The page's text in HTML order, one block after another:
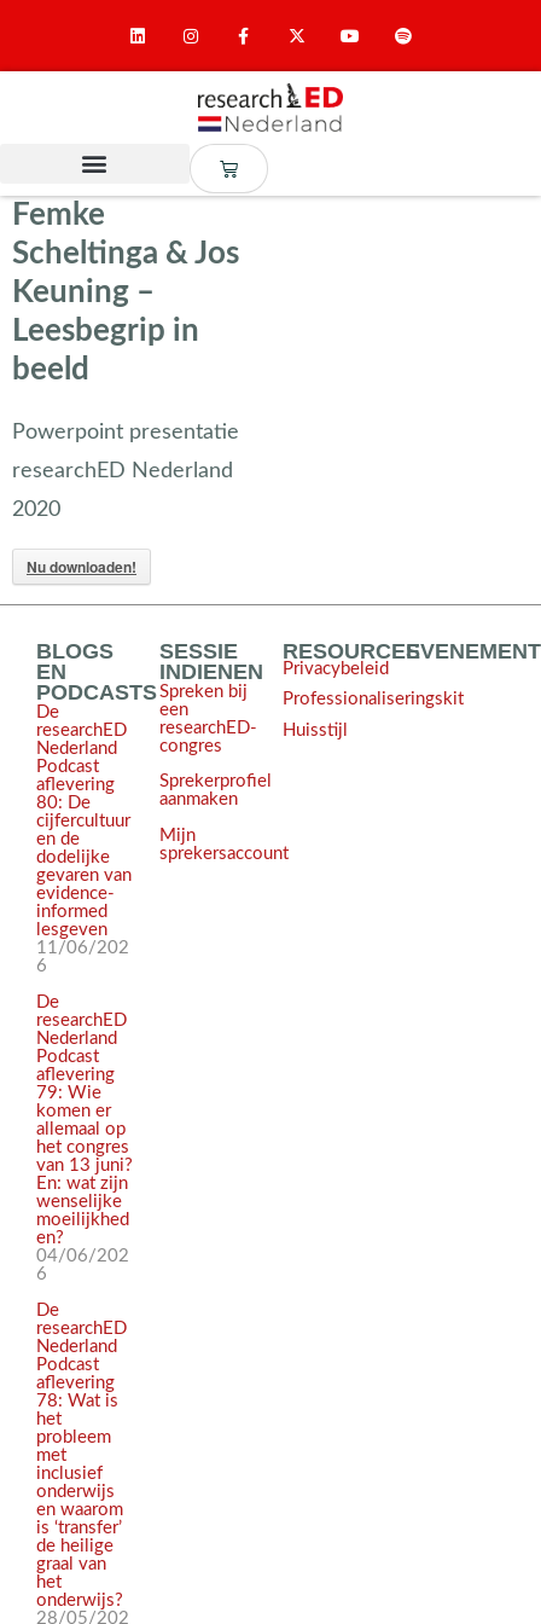
Femke
Scheltinga & Jos
Keuning –
Leesbegrip in
beeld
Powerpoint presentatie
researchED Nederland
2020
Nu downloaden!
BLOGS
EN
PODCASTS
De
researchED
Nederland
Podcast
aflevering
80: De
cijfercultuur
en de
dodelijke
gevaren van
evidence-
informed
lesgeven
11/06/202
6
De
researchED
Nederland
Podcast
aflevering
79: Wie
komen er
allemaal op
het congres
van 13 juni?
En: wat zijn
wenselijke
moeilijkhed
en?
04/06/202
6
De
researchED
Nederland
Podcast
aflevering
78: Wat is
het
probleem
met
inclusief
onderwijs
en waarom
is ‘transfer’
de heilige
graal van
het
onderwijs?
28/05/202
SESSIE
INDIENEN
Spreken bij
een
researchED-
congres
Sprekerprofiel
aanmaken
Mijn
sprekersaccount
RESOURCES
Privacybeleid
Professionaliseringskit
Huisstijl